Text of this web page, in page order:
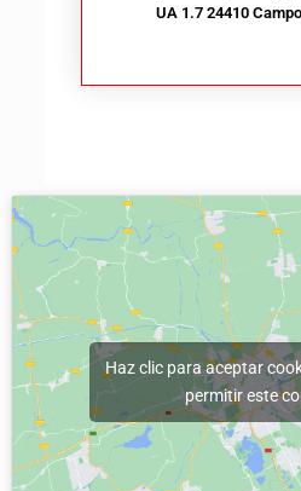
UA 1.7 24410
Haz clic para aceptar
permitir este